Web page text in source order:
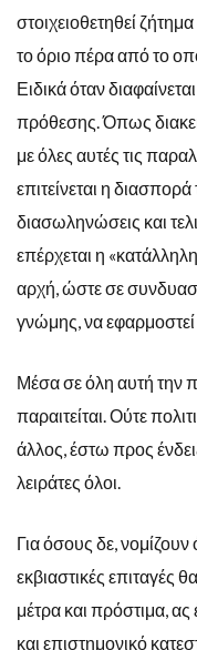
στοιχειοθετηθεί
το όριο πέρα από το
Ειδικά όταν
πρόθεσης. Όπως
με όλες αυτές τις
επιτείνεται η διασπορά
διασωληνώσεις και
επέρχεται η
αρχή, ώστε σε
γνώμης, να
Μέσα σε όλη αυτή την
παραιτείται. Ούτε
άλλος, έστω προς
λειράτες όλοι.
Για όσους δε, νομίζουν
εκβιαστικές επιταγές
μέτρα και πρόστιμα,
και επιστημονικό